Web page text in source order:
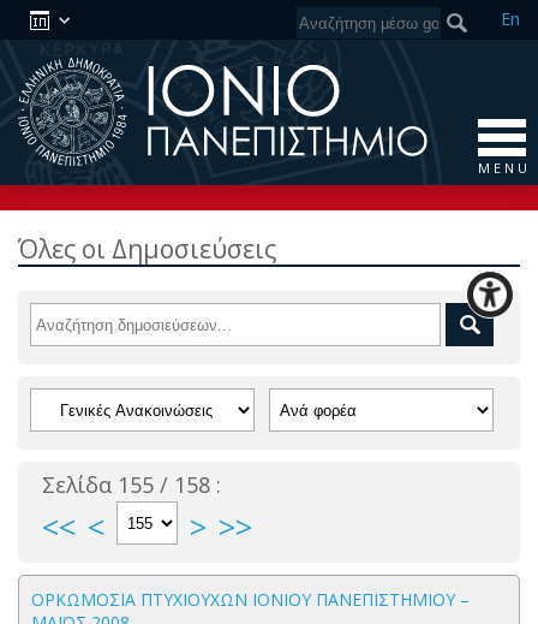
En
M E N U
Όλες οι Δημοσιεύσεις
Σελίδα 155 / 158 :
<< < > >>
ΟΡΚΩΜΟΣΙΑ ΠΤΥΧΙΟΥΧΩΝ ΙΟΝΙΟΥ ΠΑΝΕΠΙΣΤΗΜΙΟΥ –